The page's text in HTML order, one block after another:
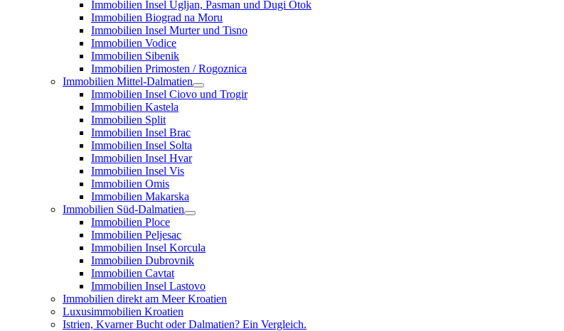
Immobilien Insel Ugljan, Pasman und Dugi Otok
Immobilien Biograd na Moru
Immobilien Insel Murter und Tisno
Immobilien Vodice
Immobilien Sibenik
Immobilien Primosten / Rogoznica
Immobilien Mittel-Dalmatien
Immobilien Insel Ciovo und Trogir
Immobilien Kastela
Immobilien Split
Immobilien Insel Brac
Immobilien Insel Solta
Immobilien Insel Hvar
Immobilien Insel Vis
Immobilien Omis
Immobilien Makarska
Immobilien Süd-Dalmatien
Immobilien Ploce
Immobilien Peljesac
Immobilien Insel Korcula
Immobilien Dubrovnik
Immobilien Cavtat
Immobilien Insel Lastovo
Immobilien direkt am Meer Kroatien
Luxusimmobilien Kroatien
Istrien, Kvarner Bucht oder Dalmatien? Ein Vergleich.